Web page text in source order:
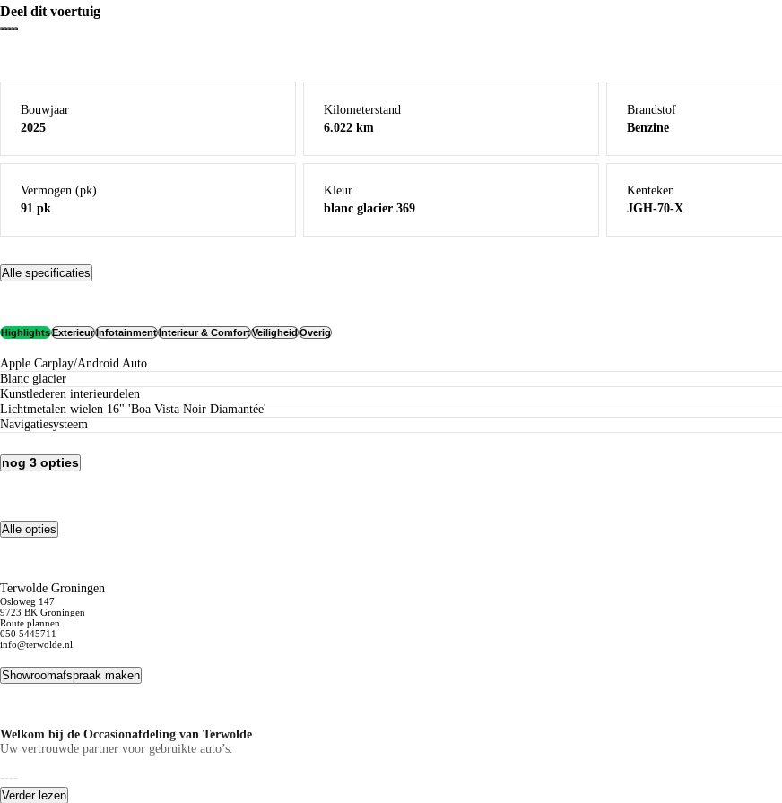
Deel dit voertuig
Bouwjaar
2025
Kilometerstand
6.022 km
Brandstof
Benzine
Vermogen (pk)
91 pk
Kleur
blanc glacier 369
Kenteken
JGH-70-X
Alle specificaties
HighlightsExterieurInfotainmentInterieur & ComfortVeiligheidOverig
Apple Carplay/Android Auto
blanc glacier
kunstlederen interieurdelen
lichtmetalen wielen 16" 'Boa Vista Noir Diamantée'
navigatiesysteem
nog 3 opties
Alle opties
Terwolde Groningen
Osloweg 147
9723 BK Groningen
Route plannen
050 5445711
info@terwolde.nl
Showroomafspraak maken
Welkom bij de Occasionafdeling van Terwolde
Uw vertrouwde partner voor gebruikte auto’s.
----
Verder lezen